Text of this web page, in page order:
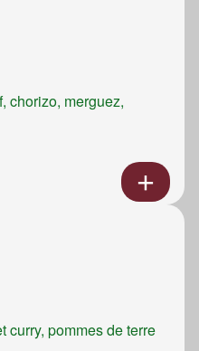
chorizo, merguez,
curry, pommes de terre